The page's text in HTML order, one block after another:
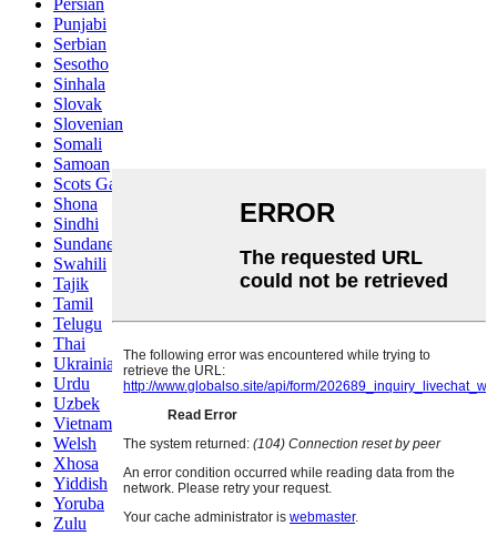
Punjabi
Serbian
Sesotho
Sinhala
Slovak
Slovenian
Somali
Samoan
Scots Gaelic
Shona
Sindhi
Sundanese
Swahili
Tajik
Tamil
Telugu
Thai
Ukrainian
Urdu
Uzbek
Vietnamese
Welsh
Xhosa
Yiddish
Yoruba
Zulu